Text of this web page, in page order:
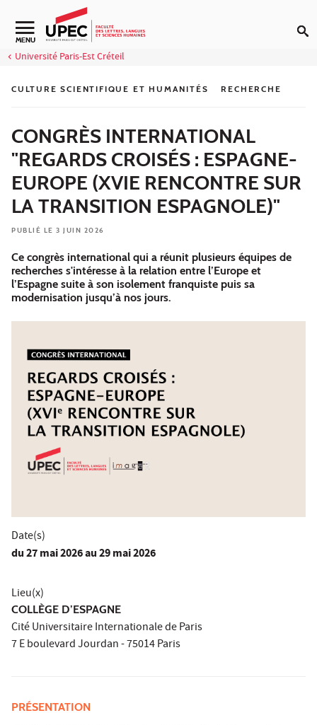
Aller au contenu
Navigation secondaire
MENU
Université Paris-Est Créteil
CULTURE SCIENTIFIQUE ET HUMANITÉS RECHERCHE
CONGRÈS INTERNATIONAL
"REGARDS CROISÉS : ESPAGNE-
EUROPE (XVIE RENCONTRE SUR
LA TRANSITION ESPAGNOLE)"
PUBLIÉ LE 3 JUIN 2026
Ce congrès international qui a réunit plusieurs équipes de
recherches s'intéresse à la relation entre l’Europe et
l’Espagne suite à son isolement franquiste puis sa
modernisation jusqu’à nos jours.
Date(s)
du27 mai 2026au 29 mai 2026
Lieu(x)
COLLÈGE D’ESPAGNE
Cité Universitaire Internationale de Paris
7 E boulevard Jourdan - 75014 Paris
PRÉSENTATION